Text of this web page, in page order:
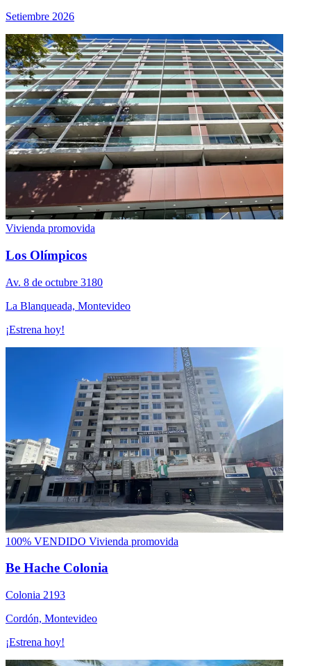
Setiembre 2026
Vivienda promovida
Los Olímpicos
Av. 8 de octubre 3180
La Blanqueada, Montevideo
¡Estrena hoy!
100% VENDIDO Vivienda promovida
Be Hache Colonia
Colonia 2193
Cordón, Montevideo
¡Estrena hoy!